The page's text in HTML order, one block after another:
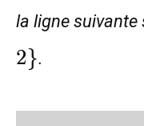
la ligne suivante
2}.